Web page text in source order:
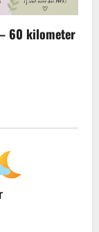
60 kilometer